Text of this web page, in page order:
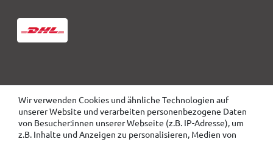
Wir verwenden Cookies und ähnliche Technologien auf
unserer Website und verarbeiten personenbezogene Daten
von Besucher:innen unserer Webseite (z.B. IP-Adresse), um
z.B. Inhalte und Anzeigen zu personalisieren, Medien von